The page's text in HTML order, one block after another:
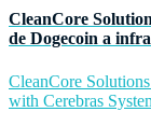
CleanCore
de Dogecoin a
CleanCore
with Cerebras